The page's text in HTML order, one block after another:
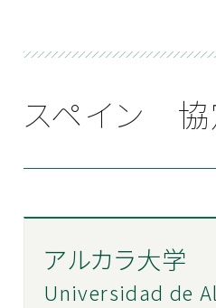
スペイン 協
アルカラ大学
Universidad de